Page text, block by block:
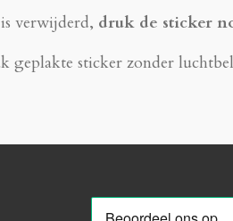
verwijderd, druk de sticker
geplakte sticker zonder